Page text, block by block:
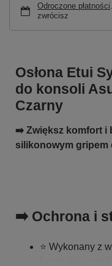
Odroczone płatności
zwrócisz
Osłona Etui
do konsoli
Czarny
➡️ Zwiększ komfort i
silikonowym gripem
➡️ Ochrona i
⭐ Wykonany z